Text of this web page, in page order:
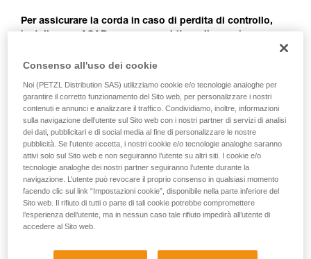
La padronanza di queste tecniche richiede una
formazione ed un addestramento specifico.
sicurezza, prima di riprodurla autonomamente.
Forniamo esempi di tecniche relative alla vostra
attività. Ne possono esistere altre che non
vengono qui descritte.
Per assicurare la corda in caso di perdita di controllo,
collegamento supplementare.
L’ASAP deve essere installato sul capo di corda tra il
MAESTRO e il carico.
Attenzione, questa tecnica non è equivalente a
un’autoassicurazione, che deve essere realizzata invece
con un sistema totalmente indipendente dal sistema di
lavoro.
Consenso all'uso dei cookie
Noi (PETZL Distribution SAS) utilizziamo cookie e/o tecnologie analoghe per
garantire il corretto funzionamento del Sito web, per personalizzare i nostri
contenuti e annunci e analizzare il traffico. Condividiamo, inoltre, informazioni
sulla navigazione dell’utente sul Sito web con i nostri partner di servizi di analisi
dei dati, pubblicitari e di social media al fine di personalizzare le nostre
pubblicità. Se l’utente accetta, i nostri cookie e/o tecnologie analoghe saranno
attivi solo sul Sito web e non seguiranno l’utente su altri siti. I cookie e/o
tecnologie analoghe dei nostri partner seguiranno l’utente durante la
navigazione. L’utente può revocare il proprio consenso in qualsiasi momento
facendo clic sul link “Impostazioni cookie”, disponibile nella parte inferiore del
Sito web. Il rifiuto di tutti o parte di tali cookie potrebbe compromettere
l’esperienza dell’utente, ma in nessun caso tale rifiuto impedirà all’utente di
accedere al Sito web.